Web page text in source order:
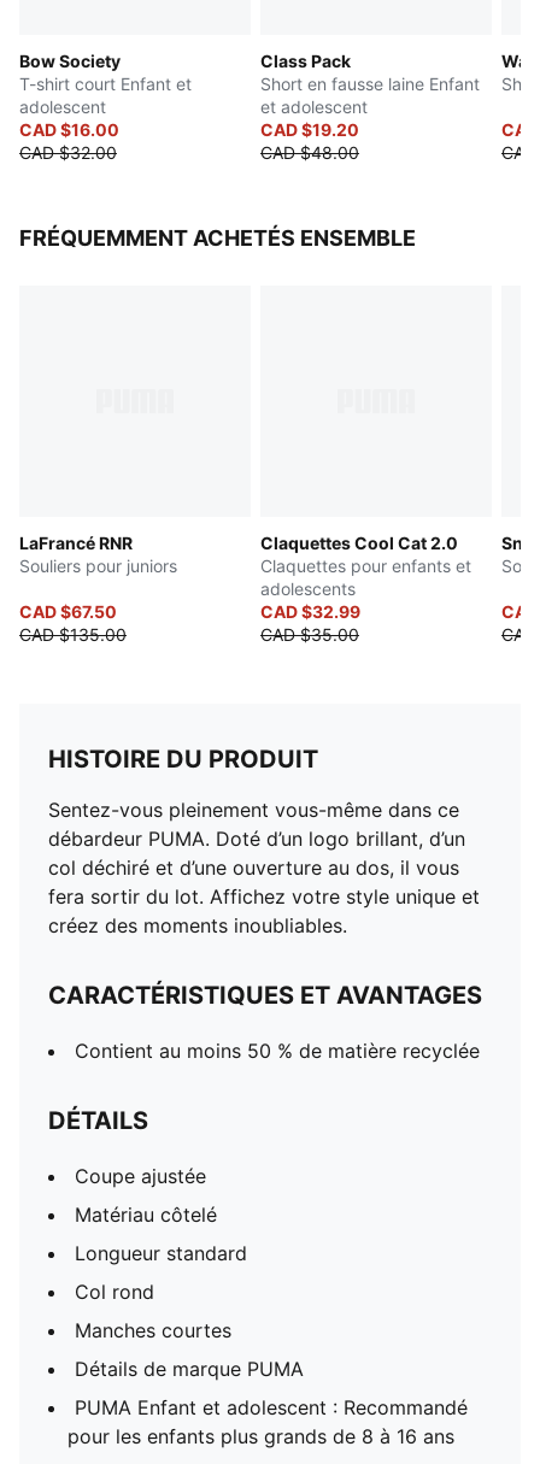
Bow Society
T-shirt court Enfant et
adolescent
CAD $16.00
CAD $32.00
Class Pack
Short en fausse laine Enfant
et adolescent
CAD $19.20
CAD $48.00
FRÉQUEMMENT ACHETÉS ENSEMBLE
LaFrancé RNR
Souliers pour juniors
CAD $67.50
CAD $135.00
Claquettes Cool Cat 2.0
Claquettes pour enfants et
adolescents
CAD $32.99
CAD $35.00
HISTOIRE DU PRODUIT
Sentez-vous pleinement vous-même dans ce
débardeur PUMA. Doté d’un logo brillant, d’un
col déchiré et d’une ouverture au dos, il vous
fera sortir du lot. Affichez votre style unique et
créez des moments inoubliables.
CARACTÉRISTIQUES ET AVANTAGES
Contient au moins 50 % de matière recyclée
DÉTAILS
Coupe ajustée
Matériau côtelé
Longueur standard
Col rond
Manches courtes
Détails de marque PUMA
PUMA Enfant et adolescent : Recommandé
pour les enfants plus grands de 8 à 16 ans